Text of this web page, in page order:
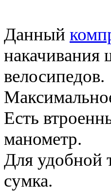
Данный
накачивания
велосипедов.
Есть
манометр.
Для удобной
сумка.